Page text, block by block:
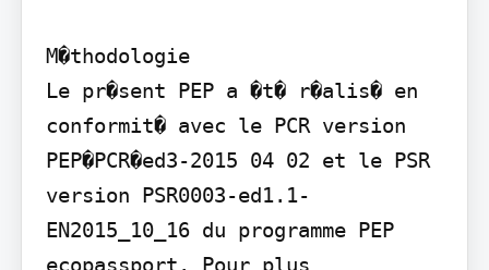
M�thodologie
Le pr�sent PEP a �t� r�alis� en
conformit� avec le PCR version
PEP�PCR�ed3-2015 04 02 et le PSR
version PSR0003-ed1.1-
EN2015_10_16 du programme PEP
ecopassport. Pour plus